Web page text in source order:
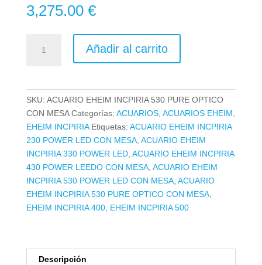
3,275.00 €
EHEIM
Añadir al carrito
SKU: ACUARIO EHEIM INCPIRIA 530 PURE OPTICO
CON MESA Categorías: ACUARIOS, ACUARIOS EHEIM,
EHEIM INCPIRIA Etiquetas: ACUARIO EHEIM INCPIRIA
230 POWER LED CON MESA, ACUARIO EHEIM
INCPIRIA 330 POWER LED, ACUARIO EHEIM INCPIRIA
430 POWER LEEDO CON MESA, ACUARIO EHEIM
INCPIRIA 530 POWER LED CON MESA, ACUARIO
EHEIM INCPIRIA 530 PURE OPTICO CON MESA,
EHEIM INCPIRIA 400, EHEIM INCPIRIA 500
Descripción